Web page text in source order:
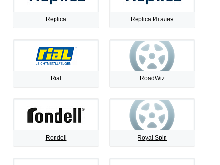
Replica Replica Италия
Rial RoadWiz
Rondell Royal Spin